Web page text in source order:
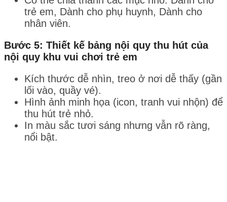
trẻ em, Dành cho phụ huynh, Dành cho
nhân viên.
Bước 5: Thiết kế bảng nội quy thu hút của
nội quy khu vui chơi trẻ em
Kích thước dễ nhìn, treo ở nơi dễ thấy (gần
lối vào, quầy vé).
Hình ảnh minh họa (icon, tranh vui nhộn) để
thu hút trẻ nhỏ.
In màu sắc tươi sáng nhưng vẫn rõ ràng,
nổi bật.